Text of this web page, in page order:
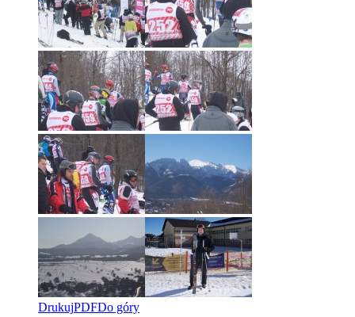
DrukujPDFDo góry